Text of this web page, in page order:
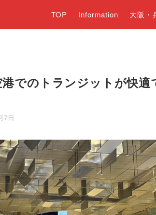
TOP Information 大阪・
でのトランジットが快適
7日